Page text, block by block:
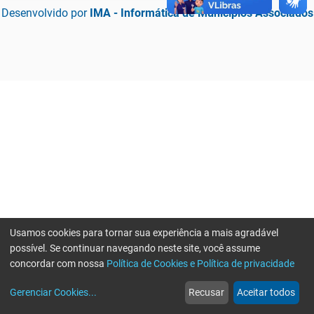
Desenvolvido por IMA - Informática de Municípios Associados
web
Notícias
more_horiz
Mais
Usamos cookies para tornar sua experiência a mais agradável
possível. Se continuar navegando neste site, você assume
concordar com nossa Política de Cookies e Política de privacidade
Gerenciar Cookies... Recusar Aceitar todos
Erro ao enviar informações, por favor tente novamente